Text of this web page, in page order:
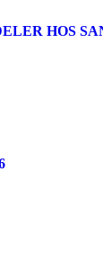
HOS